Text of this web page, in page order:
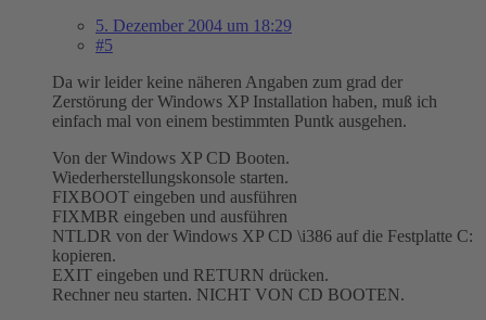
5. Dezember 2004 um 18:29
#5
Da wir leider keine näheren Angaben zum grad der
Zerstörung der Windows XP Installation haben, muß ich
einfach mal von einem bestimmten Puntk ausgehen.
Von der Windows XP CD Booten.
Wiederherstellungskonsole starten.
FIXBOOT eingeben und ausführen
FIXMBR eingeben und ausführen
NTLDR von der Windows XP CD \i386 auf die Festplatte C:
kopieren.
EXIT eingeben und RETURN drücken.
Rechner neu starten. NICHT VON CD BOOTEN.